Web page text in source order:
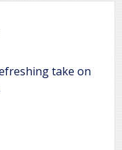
take on